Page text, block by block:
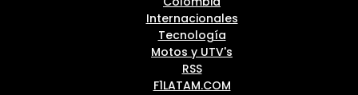
Internacionales
Tecnología
Motos y UTV's
RSS
F1LATAM.COM